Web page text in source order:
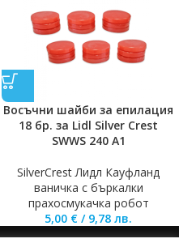
Восъчни шайби за епилация
18 бр. за Lidl Silver Crest
SWWS 240 A1
SilverCrest Лидл Кауфланд
ваничка с бъркалки
прахосмукачка робот
5,00 € / 9,78 лв.